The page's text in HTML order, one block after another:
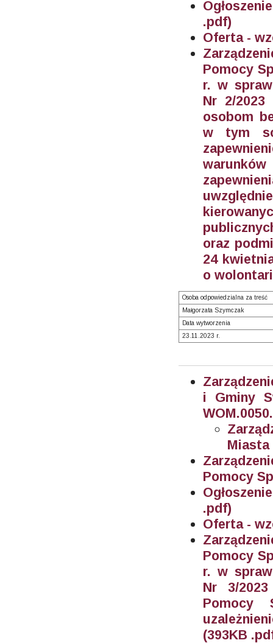
.pdf)
Oferta -
Pomocy
r. w
Nr 2/2023
osobom
w tym
oraz
24
o
Osoba odpowiedzialna za treść
Małgorzata Szymczak
Data wytworzenia
23.11.2023 r.
i Gminy
Miasta
Pomocy
.pdf)
Oferta -
Pomocy
r. w
Nr 3/
Pomocy
(393KB